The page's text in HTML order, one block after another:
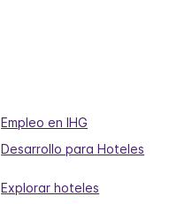
Empleo en IHG
Desarrollo para Hoteles
Explorar hoteles